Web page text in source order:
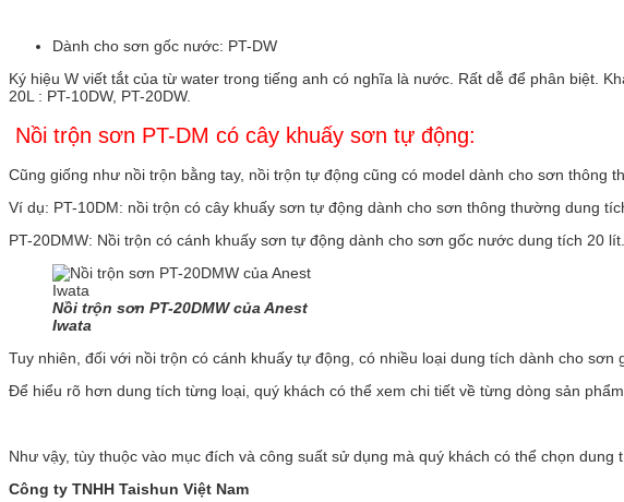
Dành cho sơn gốc nước: PT-DW
Ký hiệu W viết tắt của từ water trong tiếng anh có nghĩa là nước. Rất dễ để phân biệt.
20L : PT-10DW, PT-20DW.
Nồi trộn sơn PT-DM có cây khuấy sơn tự động:
Cũng giống như nồi trộn bằng tay, nồi trộn tự động cũng có model dành cho sơn thông
Ví dụ: PT-10DM: nồi trộn có cây khuấy sơn tự động dành cho sơn thông thường dung
PT-20DMW: Nồi trộn có cánh khuấy sơn tự động dành cho sơn gốc nước dung tích 20 lít.
Nồi trộn sơn PT-20DMW của Anest
Iwata
Tuy nhiên, đối với nồi trộn có cánh khuấy tự động, có nhiều loại dung tích dành cho sơn
Để hiểu rõ hơn dung tích từng loại, quý khách có thể xem chi tiết về từng dòng sản
Như vậy, tùy thuộc vào mục đích và công suất sử dụng mà quý khách có thể chọn dung
Công ty TNHH Taishun Việt Nam